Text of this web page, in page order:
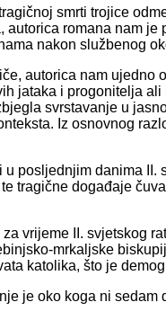
smrti trojice
autorica romana nam
nakon službenog
autorica nam ujedno
jataka i progonitelja
svrstavanje u
Iz osnovnog
posljednjim danima
tragične događaje
vrijeme II. svjetskog
mrkaljske
katolika, što je
je oko koga ni